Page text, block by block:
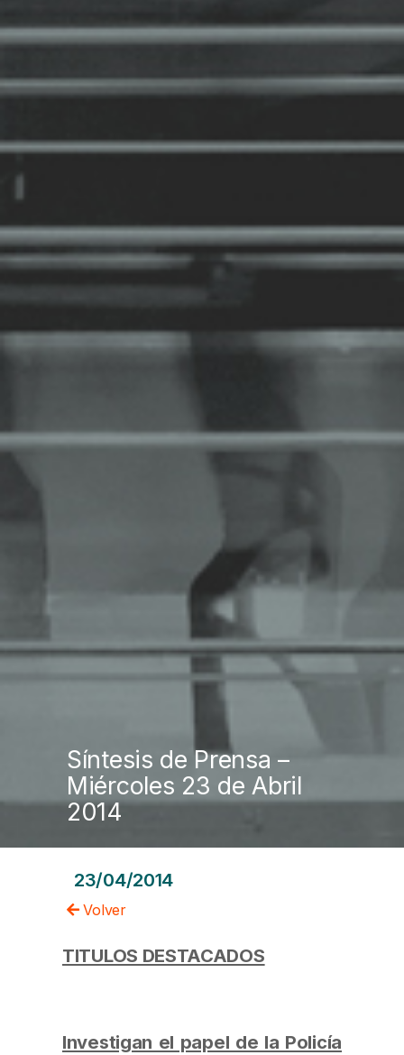
Síntesis de Prensa –
Miércoles 23 de Abril
2014
23/04/2014
Volver
TITULOS DESTACADOS
Investigan el papel de la Policía